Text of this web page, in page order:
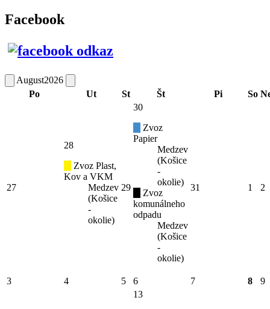
Facebook
August2026
Po
Ut St Št Pi So
27
28
Zvoz Plast,
Kov a VKM
Medzev
(Košice
-
okolie)
29
30
Zvoz
Papier
Medzev
(Košice
-
okolie)
Zvoz
komunálneho
odpadu
Medzev
(Košice
-
okolie)
31 1 2
3 4 5 6 7 8 9
13